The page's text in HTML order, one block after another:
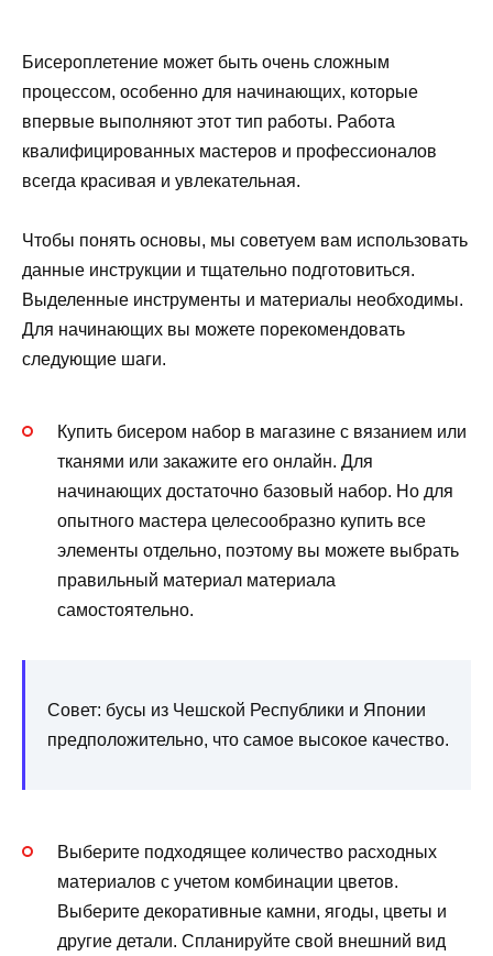
Бисероплетение может быть очень сложным
процессом, особенно для начинающих, которые
впервые выполняют этот тип работы. Работа
квалифицированных мастеров и профессионалов
всегда красивая и увлекательная.
Чтобы понять основы, мы советуем вам использовать
данные инструкции и тщательно подготовиться.
Выделенные инструменты и материалы необходимы.
Для начинающих вы можете порекомендовать
следующие шаги.
Купить бисером набор в магазине с вязанием или
тканями или закажите его онлайн. Для
начинающих достаточно базовый набор. Но для
опытного мастера целесообразно купить все
элементы отдельно, поэтому вы можете выбрать
правильный материал материала
самостоятельно.
Совет: бусы из Чешской Республики и Японии
предположительно, что самое высокое качество.
Выберите подходящее количество расходных
материалов с учетом комбинации цветов.
Выберите декоративные камни, ягоды, цветы и
другие детали. Спланируйте свой внешний вид